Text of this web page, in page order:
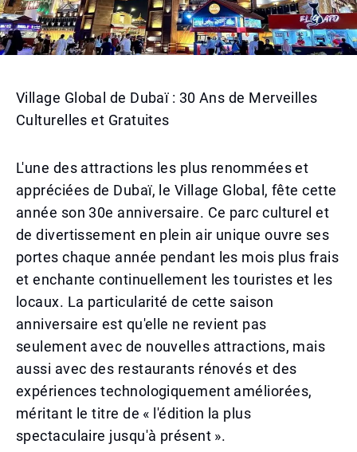
Village Global de Dubaï : 30 Ans de Merveilles
Culturelles et Gratuites
L'une des attractions les plus renommées et
appréciées de Dubaï, le Village Global, fête cette
année son 30e anniversaire. Ce parc culturel et
de divertissement en plein air unique ouvre ses
portes chaque année pendant les mois plus frais
et enchante continuellement les touristes et les
locaux. La particularité de cette saison
anniversaire est qu'elle ne revient pas
seulement avec de nouvelles attractions, mais
aussi avec des restaurants rénovés et des
expériences technologiquement améliorées,
méritant le titre de « l'édition la plus
spectaculaire jusqu'à présent ».